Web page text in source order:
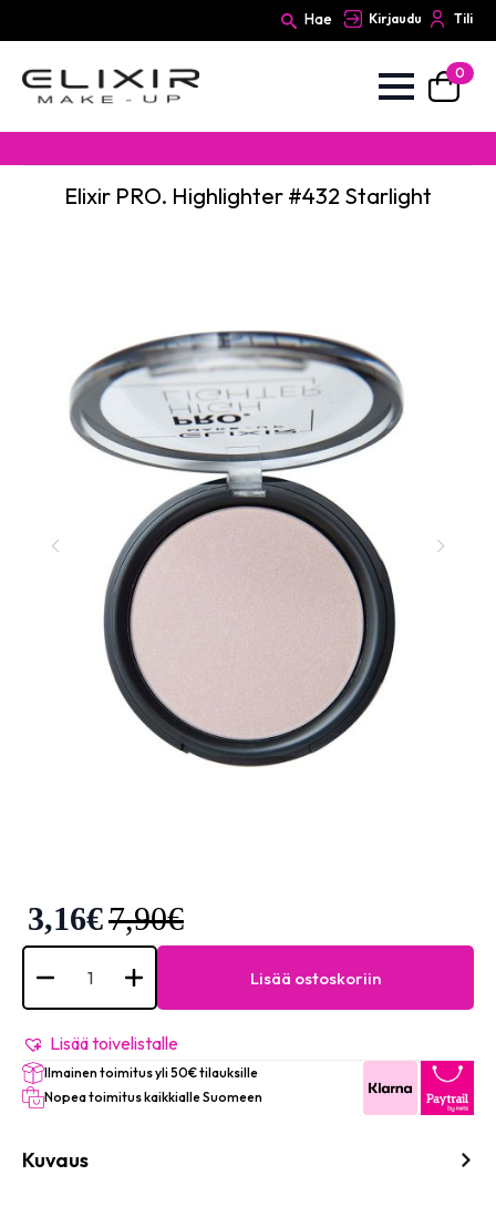
Hae Kirjaudu Tili
0
Elixir PRO. Highlighter #432 Starlight
7,90€
3,16€
Elixir
PRO.
Highlighter
#432
määrä
Lisää ostoskoriin
Lisää toivelistalle
Ilmainen toimitus yli 50€ tilauksille
Nopea toimitus kaikkialle Suomeen
Kuvaus